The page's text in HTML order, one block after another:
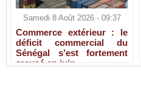
Samedi 8 Août 2026 - 09:37
Commerce extérieur : le
déficit commercial du
Sénégal s’est fortement
creusé en juin